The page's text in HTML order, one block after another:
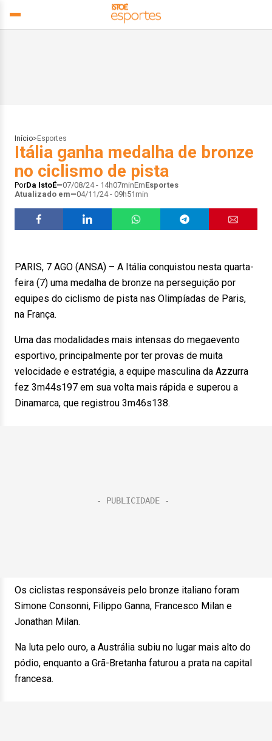
Início> Esportes
Itália ganha medalha de bronze
no ciclismo de pista
PorDa IstoÉ 07/08/24 - 14h07minEmEsportes
Atualizado em
04/11/24 - 09h51min
PARIS, 7 AGO (ANSA) – A Itália conquistou nesta quarta-
feira (7) uma medalha de bronze na perseguição por
equipes do ciclismo de pista nas Olimpíadas de Paris,
na França.
Uma das modalidades mais intensas do megaevento
esportivo, principalmente por ter provas de muita
velocidade e estratégia, a equipe masculina da Azzurra
fez 3m44s197 em sua volta mais rápida e superou a
Dinamarca, que registrou 3m46s138.
Os ciclistas responsáveis pelo bronze italiano foram
Simone Consonni, Filippo Ganna, Francesco Milan e
Jonathan Milan.
Na luta pelo ouro, a Austrália subiu no lugar mais alto do
pódio, enquanto a Grã-Bretanha faturou a prata na capital
francesa.